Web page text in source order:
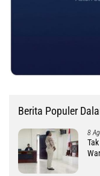
Berita Populer
8